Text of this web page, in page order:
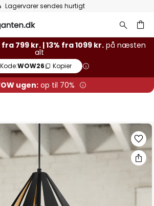
Lagervarer sendes hurtigt
799 kr. | 13% fra 1099 kr. på næsten
alt
Kode:WOW26 Kopier
ugen:op til 70%